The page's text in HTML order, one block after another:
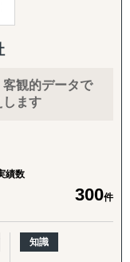
能性を高める
ィング活動を確
援をさせて頂いて
島 等が主催する
。
ンド、オースト
出サポートを行
品可能なあらゆ
ハードルとなる、
品画像・動画撮
客観的データで
します
績数
300件
知識